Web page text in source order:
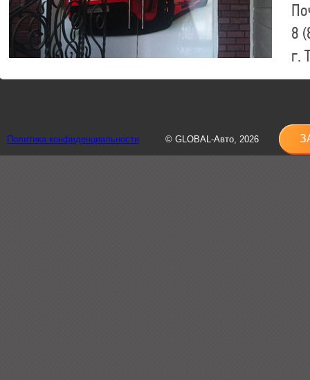
8
г.
8
Политика конфиденциальности © GLOBAL-Авто, 2026